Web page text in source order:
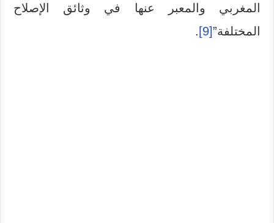
المغربي والمعبر عنها في وثائق الإصلاح
المختلفة”[9]
.